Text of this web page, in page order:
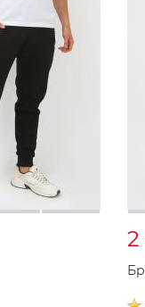
2